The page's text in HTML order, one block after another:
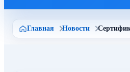
Главная Новости